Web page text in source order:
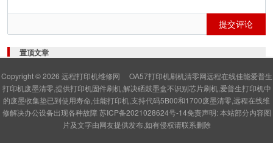
提交评论
置顶文章
Copyright © 2026 远程打印机维修网
OA57打印机刷机清零网远程在线佳能爱普生
打印机废墨清零,提供打印机固件刷机,解决硒鼓墨盒不识别芯片刷机,爱普生打印机中
的废墨收集垫已到使用寿命,佳能打印机,支持代码5B00和1700废墨清零,远程在线维
修解决办公设备出现各种故障 苏ICP备2021028624号-14免责声明: 本站部分内容图
片及文字由网友提供发布,如有侵权请联系删除